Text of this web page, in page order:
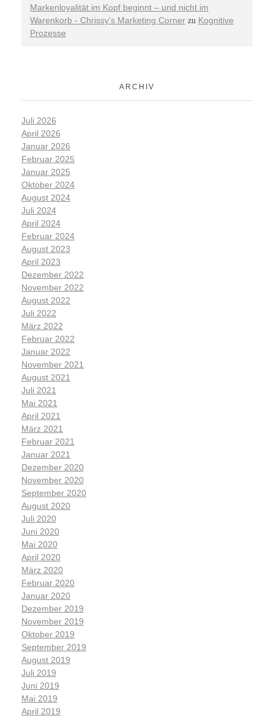
Markenloyalität im Kopf beginnt – und nicht im
Warenkorb - Chrissy's Marketing Corner zu Kognitive
Prozesse
ARCHIV
Juli 2026
April 2026
Januar 2026
Februar 2025
Januar 2025
Oktober 2024
August 2024
Juli 2024
April 2024
Februar 2024
August 2023
April 2023
Dezember 2022
November 2022
August 2022
Juli 2022
März 2022
Februar 2022
Januar 2022
November 2021
August 2021
Juli 2021
Mai 2021
April 2021
März 2021
Februar 2021
Januar 2021
Dezember 2020
November 2020
September 2020
August 2020
Juli 2020
Juni 2020
Mai 2020
April 2020
März 2020
Februar 2020
Januar 2020
Dezember 2019
November 2019
Oktober 2019
September 2019
August 2019
Juli 2019
Juni 2019
Mai 2019
April 2019